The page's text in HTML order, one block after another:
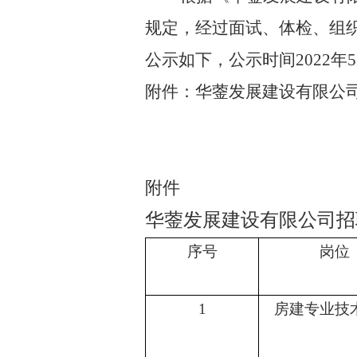
规定，经过面试、体检、组
公示如下，公示时间2022年
附件：华蓥发展建设有限公
附件
华蓥发展建设有限公司
序号 岗位
1 房建专业技